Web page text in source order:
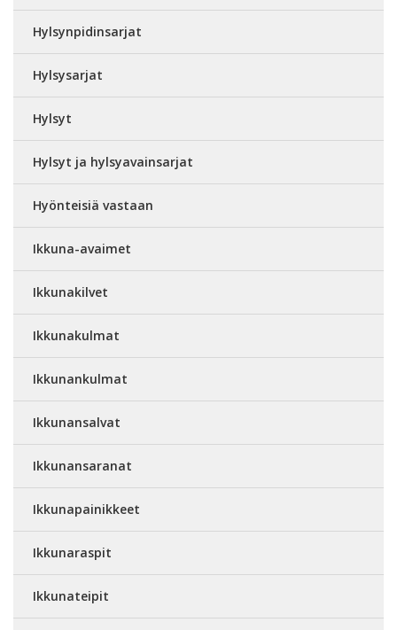
Hylsynpidinsarjat
Hylsysarjat
Hylsyt
Hylsyt ja hylsyavainsarjat
Hyönteisiä vastaan
Ikkuna-avaimet
Ikkunakilvet
Ikkunakulmat
Ikkunankulmat
Ikkunansalvat
Ikkunansaranat
Ikkunapainikkeet
Ikkunaraspit
Ikkunateipit